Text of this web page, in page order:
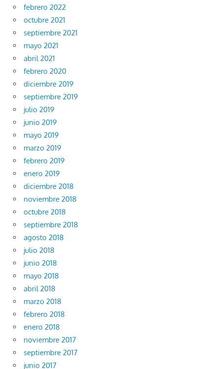
febrero 2022
octubre 2021
septiembre 2021
mayo 2021
abril 2021
febrero 2020
diciembre 2019
septiembre 2019
julio 2019
junio 2019
mayo 2019
marzo 2019
febrero 2019
enero 2019
diciembre 2018
noviembre 2018
octubre 2018
septiembre 2018
agosto 2018
julio 2018
junio 2018
mayo 2018
abril 2018
marzo 2018
febrero 2018
enero 2018
noviembre 2017
septiembre 2017
junio 2017